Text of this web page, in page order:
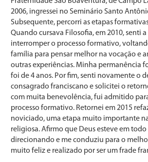
2006, ingressei no Seminário Santo
Subsequente, percorri as etapas
Quando cursava Filosofia, em 2010, senti
interromper o processo formativo,
família para pensar melhor na vocação e
outras experiências. Minha permanência
foi de 4 anos. Por fim, senti novamente o
consagrado franciscano e solicitei o
com muita benevolência, fui admitido
processo formativo. Retornei em 2015
noviciado, uma etapa muito importante
religiosa. Afirmo que Deus esteve em
direcionando e me conduziu para o
muito feliz e realizado por ser um frade